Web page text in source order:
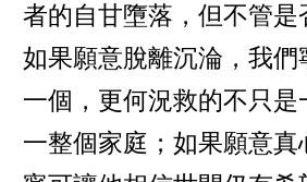
者的自甘墮落，但不管是
如果願意脫離沉淪，我們
一個，更何況救的不只是
一整個家庭；如果願意真